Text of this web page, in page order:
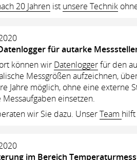
20 Jahren ist unsere Technik
für autarke
können wir Datenloggerfür den
Messgrößen aufzeichnen,
Jahre möglich, ohne eine externe
einsetzen.
wir Sie dazu. UnserTeam hilft
im Bereich